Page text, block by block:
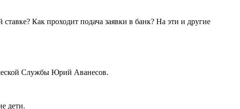
Как проходит подача заявки в банк? На эти и другие
Службы Юрий Аванесов.
дети.